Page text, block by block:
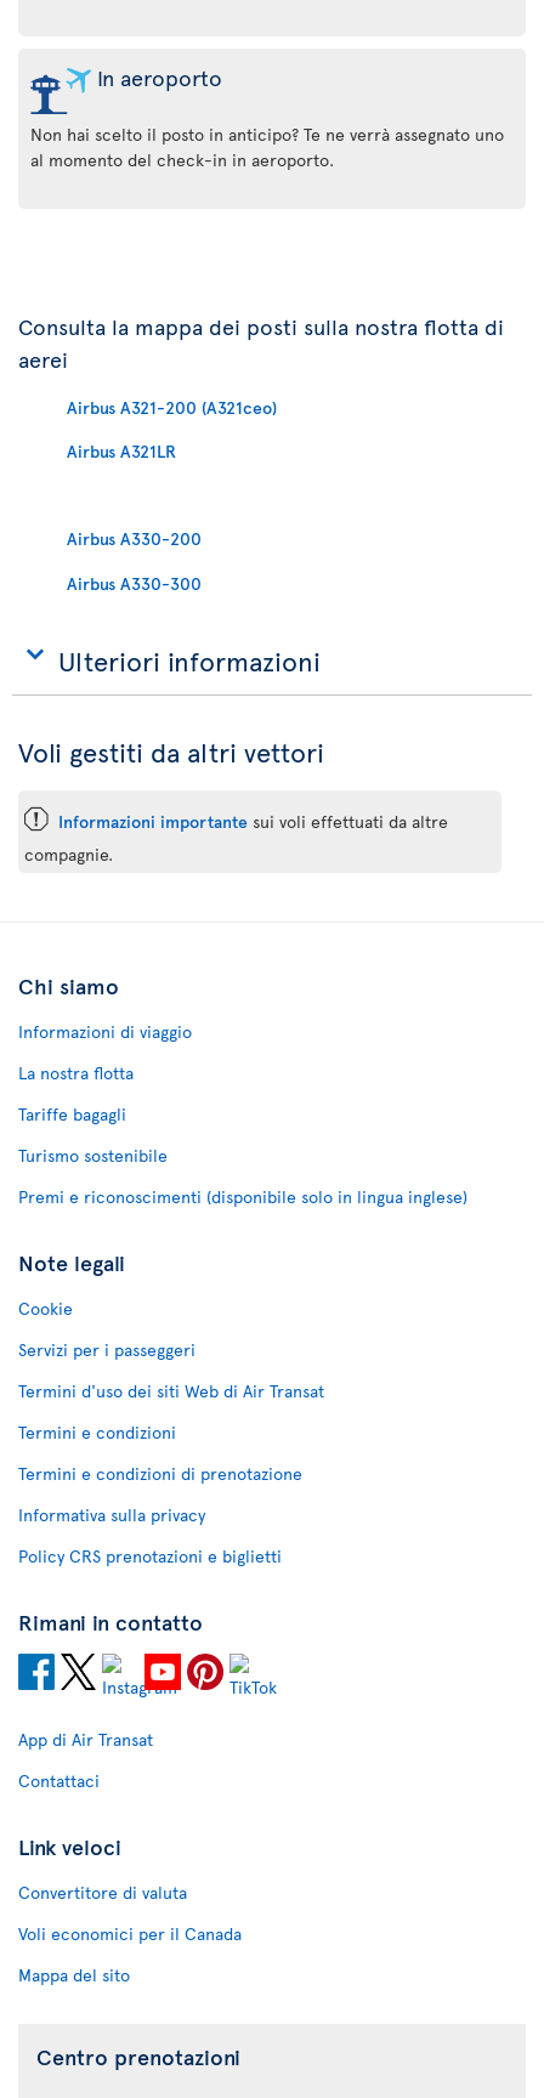
In aeroporto
Non hai scelto il posto in anticipo? Te ne verrà assegnato uno
al momento del check-in in aeroporto.
Consulta la mappa dei posti sulla nostra flotta di
aerei
Airbus A321-200 (A321ceo)
Airbus A321LR
Airbus A330-200
Airbus A330-300
Ulteriori informazioni
Voli gestiti da altri vettori
ü Informazioni importante sui voli effettuati da altre
compagnie.
Chi siamo
Informazioni di viaggio
La nostra flotta
Tariffe bagagli
Turismo sostenibile
Premi e riconoscimenti (disponibile solo in lingua inglese)
Note legali
Cookie
Servizi per i passeggeri
Termini d'uso dei siti Web di Air Transat
Termini e condizioni
Termini e condizioni di prenotazione
Informativa sulla privacy
Policy CRS prenotazioni e biglietti
Rimani in contatto
App di Air Transat
Contattaci
Link veloci
Convertitore di valuta
Voli economici per il Canada
Mappa del sito
Centro prenotazioni